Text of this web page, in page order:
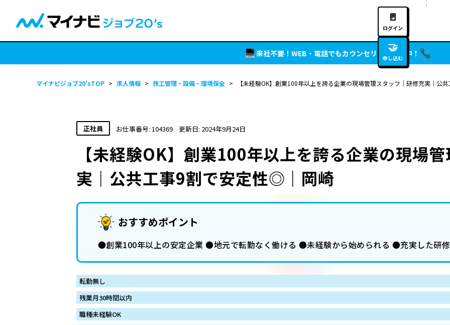
🚪
ログイン
🤝
申し込む
来社不要！WEB・電話でもカウンセリング実施中！
マイナビジョブ20’sTOP > 求人情報 > 施工管理・設備・環境保全 > 【未経験OK】創業100年以上を誇る企業の現場管理スタッフ｜研修充実｜公
正社員 お仕事番号: 104369 更新日: 2024年9月24日
【未経験OK】創業100年以上を誇る企業の現場
実｜公共工事9割で安定性◎｜岡崎
おすすめポイント
●創業100年以上の安定企業 ●地元で転勤なく働ける ●未経験から始められる ●充実した研
転勤無し
残業月30時間以内
職種未経験OK